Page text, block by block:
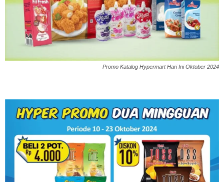
Promo Katalog Hypermart Hari Ini Oktober 2024